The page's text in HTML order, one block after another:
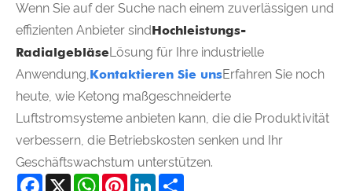
Wenn Sie auf der Suche nach einem zuverlässigen und
effizienten Anbieter sindHochleistungs-
RadialgebläseLösung für Ihre industrielle
Anwendung,Kontaktieren Sie unsErfahren Sie noch
heute, wie Ketong maßgeschneiderte
Luftstromsysteme anbieten kann, die die Produktivität
verbessern, die Betriebskosten senken und Ihr
Geschäftswachstum unterstützen.
Facebook
X WhatsAppPinterestLinkedIn